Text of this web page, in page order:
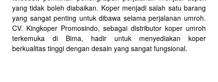
yang tidak boleh diabaikan. Koper menjadi salah satu barang
yang sangat penting untuk dibawa selama perjalanan umroh.
CV. Kingkoper Promosindo, sebagai distributor koper umroh
terkemuka di Bima, hadir untuk menyediakan koper
berkualitas tinggi dengan desain yang sangat fungsional.